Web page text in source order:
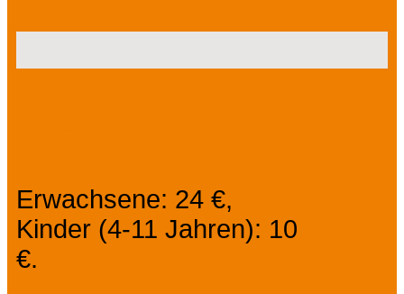
Erwachsene: 24 €,
Kinder (4-11 Jahren): 10
€.